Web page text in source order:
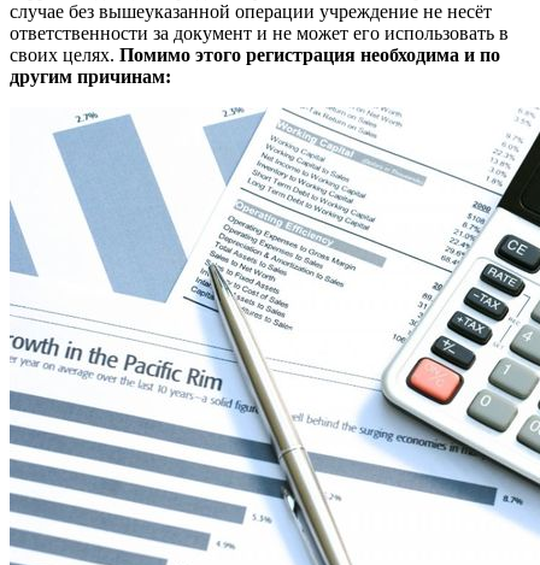
случае без вышеуказанной операции учреждение не несёт
ответственности за документ и не может его использовать в
своих целях. Помимо этого регистрация необходима и по
другим причинам: